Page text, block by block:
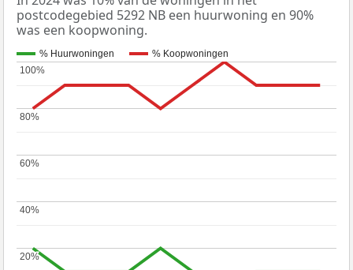
postcodegebied 5292 NB een huurwoning en 90%
was een koopwoning.
% Huurwoningen % Koopwoningen
20%
20%
40%
40%
60%
60%
80%
80%
100%
100%